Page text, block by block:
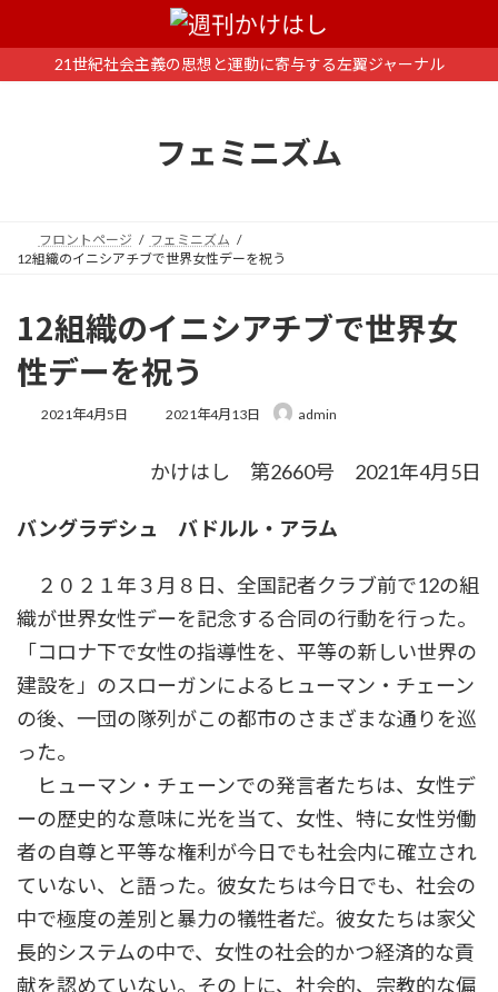
ン
ー
21世紀社会主義の思想と運動に寄与する左翼ジャーナル
フェミニズム
フロントページ
フェミニズム
12組織のイニシアチブで世界女性デーを祝う
12組織のイニシアチブで世界女
性デーを祝う
2021年4月5日
最
新
2021年4月13日 admin
かけはし 第2660号 2021年4月5日
バングラデシュ バドルル・アラム
２０２１年３月８日、全国記者クラブ前で12の組
織が世界女性デーを記念する合同の行動を行った。
「コロナ下で女性の指導性を、平等の新しい世界の
建設を」のスローガンによるヒューマン・チェーン
の後、一団の隊列がこの都市のさまざまな通りを巡
った。
ヒューマン・チェーンでの発言者たちは、女性デ
ーの歴史的な意味に光を当て、女性、特に女性労働
者の自尊と平等な権利が今日でも社会内に確立され
ていない、と語った。彼女たちは今日でも、社会の
中で極度の差別と暴力の犠牲者だ。彼女たちは家父
長的システムの中で、女性の社会的かつ経済的な貢
献を認めていない。その上に、社会的、宗教的な偏